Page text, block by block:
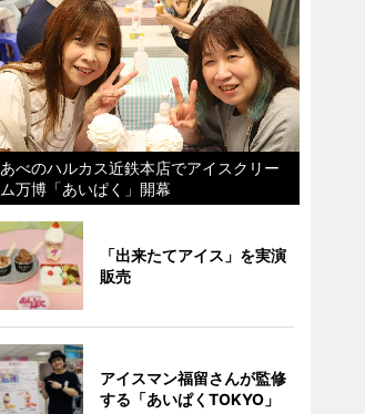
あべのハルカス近鉄本店でアイスクリー
ム万博「あいぱく」開幕
「出来たてアイス」を実演
販売
アイスマン福留さんが監修
する「あいぱくTOKYO」